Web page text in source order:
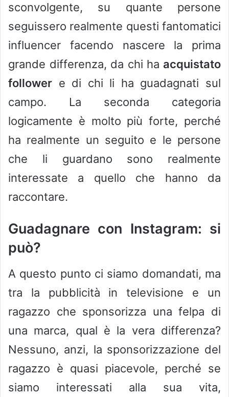
sconvolgente, su quante persone
seguissero realmente questi fantomatici
influencer facendo nascere la prima
grande differenza, da chi ha acquistato
follower e di chi li ha guadagnati sul
campo. La seconda categoria
logicamente è molto più forte, perché
ha realmente un seguito e le persone
che li guardano sono realmente
interessate a quello che hanno da
raccontare.
Guadagnare con Instagram: si
può?
A questo punto ci siamo domandati, ma
tra la pubblicità in televisione e un
ragazzo che sponsorizza una felpa di
una marca, qual è la vera differenza?
Nessuno, anzi, la sponsorizzazione del
ragazzo è quasi piacevole, perché se
siamo interessati alla sua vita,